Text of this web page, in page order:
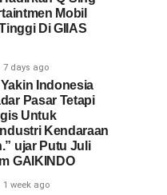
Mobil
Di GIIAS
7 days ago
Indonesia
Pasar Tetapi
Untuk
Kendaraan
ujar Putu Juli
GAIKINDO
1 week ago